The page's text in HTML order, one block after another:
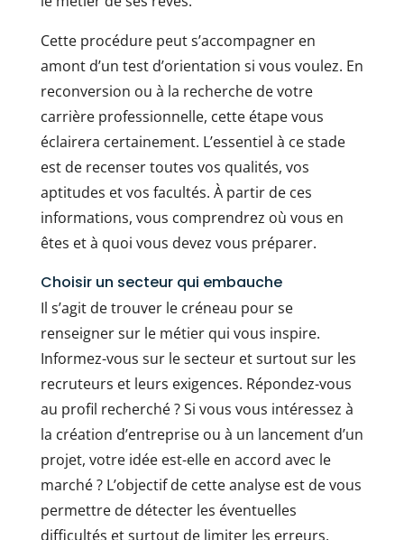
Cette procédure peut s’accompagner en
amont d’un test d’orientation si vous voulez. En
reconversion ou à la recherche de votre
carrière professionnelle, cette étape vous
éclairera certainement. L’essentiel à ce stade
est de recenser toutes vos qualités, vos
aptitudes et vos facultés. À partir de ces
informations, vous comprendrez où vous en
êtes et à quoi vous devez vous préparer.
Choisir un secteur qui embauche
Il s’agit de trouver le créneau pour se
renseigner sur le métier qui vous inspire.
Informez-vous sur le secteur et surtout sur les
recruteurs et leurs exigences. Répondez-vous
au profil recherché ? Si vous vous intéressez à
la création d’entreprise ou à un lancement d’un
projet, votre idée est-elle en accord avec le
marché ? L’objectif de cette analyse est de vous
permettre de détecter les éventuelles
difficultés et surtout de limiter les erreurs.